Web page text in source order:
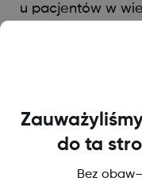
u pacjentów w
* Jeśli ostrzeżenia
** Wykaz najnowszych
http://
do ta
Bez